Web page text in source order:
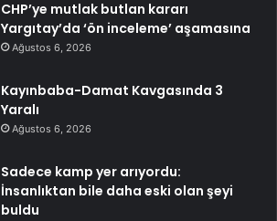
CHP’ye mutlak butlan kararı
Yargıtay’da ‘ön inceleme’ aşamasına
Ağustos 6, 2026
Kayınbaba-Damat Kavgasında 3
Yaralı
Ağustos 6, 2026
Sadece kamp yer arıyordu:
İnsanlıktan bile daha eski olan şeyi
buldu